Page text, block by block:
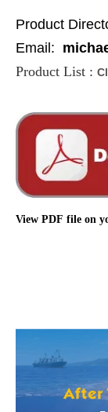
Product
Email:
Product List :
View PDF file on